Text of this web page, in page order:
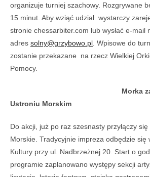
organizuje turniej szachowy. Rozgrywane
15 minut. Aby wziąć udział wystarczy
stronie chessarbiter.com lub wysłać e-mail
adres solny@grzybowo.pl . Wpisowe do
zostanie przekazane na rzecz Wielkiej
Pomocy.
Morka
Ustroniu Morskim
Do akcji, już po raz szesnasty przyłączy
Morskie. Tradycyjnie impreza odbędzie się
Kultury przy ul. Nadbrzeżnej 20. Start o
programie zaplanowano występy sekcji